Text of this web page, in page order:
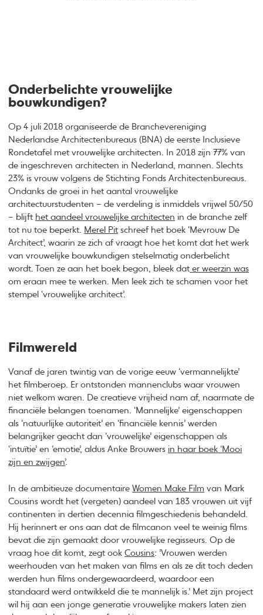
Onderbelichte vrouwelijke
bouwkundigen?
Op 4 juli 2018 organiseerde de Branchevereniging
Nederlandse Architectenbureaus (BNA) de eerste Inclusieve
Rondetafel met vrouwelijke architecten. In 2018 zijn 77% van
de ingeschreven architecten in Nederland, mannen. Slechts
23% is vrouw volgens de Stichting Fonds Architectenbureaus.
Ondanks de groei in het aantal vrouwelijke
architectuurstudenten – de verdeling is inmiddels vrijwel 50/50
– blijft het aandeel vrouwelijke architecten in de branche zelf
tot nu toe beperkt.
Merel Pit schreef het boek ‘Mevrouw De
Architect’, waarin ze zich af vraagt hoe het komt dat het werk
van vrouwelijke bouwkundigen stelselmatig onderbelicht
wordt. Toen ze aan het boek begon, bleek dat er weerzin was
om eraan mee te werken. Men leek zich te schamen voor het
stempel ‘vrouwelijke architect’.
Filmwereld
Vanaf de jaren twintig van de vorige eeuw ‘vermannelijkte’
het filmberoep. Er ontstonden mannenclubs waar vrouwen
niet welkom waren. De creatieve vrijheid nam af, naarmate de
financiële belangen toenamen. ‘Mannelijke’ eigenschappen
als ‘natuurlijke autoriteit’ en ‘financiële kennis’ werden
belangrijker geacht dan ‘vrouwelijke’ eigenschappen als
‘intuïtie’ en ‘emotie’, aldus Anke Brouwers in haar boek ‘Mooi
zijn en zwijgen’.
In de ambitieuze documentaireWomen Make Film van Mark
Cousins wordt het (vergeten) aandeel van 183 vrouwen uit vijf
continenten in dertien decennia filmgeschiedenis behandeld.
Hij herinnert er ons aan dat de filmcanon veel te weinig films
bevat die zijn gemaakt door vrouwelijke regisseurs. Op de
vraag hoe dit komt, zegt ookCousins: ’Vrouwen werden
weerhouden van het maken van films en als ze dit toch deden
werden hun films ondergewaardeerd, waardoor een
standaard werd ontwikkeld die te mannelijk is.’ Met zijn project
wil hij aan een jonge generatie vrouwelijke makers laten zien